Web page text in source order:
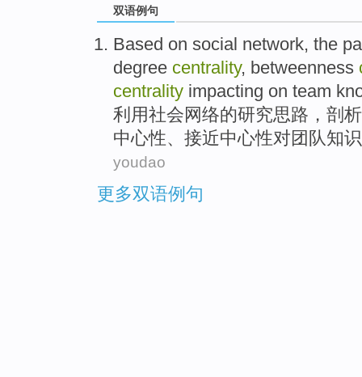
双语例句
Based on social network, the
degree centrality, betweenness
centrality impacting on team
利用社会网络的研究思路，剖析
中心性、 接近中心性对团队知识
youdao
更多双语例句